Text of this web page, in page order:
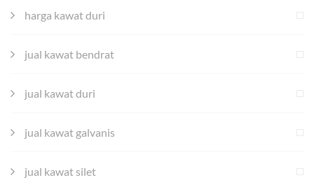
harga kawat duri
jual kawat bendrat
jual kawat duri
jual kawat galvanis
jual kawat silet